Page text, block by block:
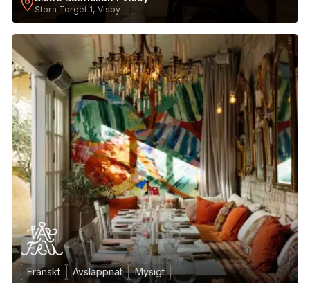
Stora Torget 1, Visby
5
Franskt Avslappnat
Mysigt